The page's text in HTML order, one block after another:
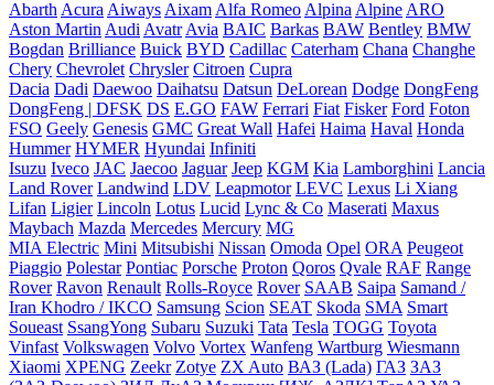
Abarth Acura Aiways Aixam Alfa Romeo Alpina Alpine ARO
Aston Martin Audi Avatr Avia BAIC Barkas BAW Bentley BMW
Bogdan Brilliance Buick BYD Cadillac Caterham Chana Changhe
Chery Chevrolet Chrysler Citroen Cupra
Dacia Dadi Daewoo Daihatsu Datsun DeLorean Dodge DongFeng
DongFeng | DFSK DS E.GO FAW Ferrari Fiat Fisker Ford Foton
FSO Geely Genesis GMC Great Wall Hafei Haima Haval Honda
Hummer HYMER Hyundai Infiniti
Isuzu Iveco JAC Jaecoo Jaguar Jeep KGM Kia Lamborghini Lancia
Land Rover Landwind LDV Leapmotor LEVC Lexus Li Xiang
Lifan Ligier Lincoln Lotus Lucid Lync & Co Maserati Maxus
Maybach Mazda Mercedes Mercury MG
MIA Electric Mini Mitsubishi Nissan Omoda Opel ORA Peugeot
Piaggio Polestar Pontiac Porsche Proton Qoros Qvale RAF Range
Rover Ravon Renault Rolls-Royce Rover SAAB Saipa Samand /
Iran Khodro / IKCO Samsung Scion SEAT Skoda SMA Smart
Soueast SsangYong Subaru Suzuki Tata Tesla TOGG Toyota
Vinfast Volkswagen Volvo Vortex Wanfeng Wartburg Wiesmann
Xiaomi XPENG Zeekr Zotye ZX Auto ВАЗ (Lada) ГАЗ ЗАЗ